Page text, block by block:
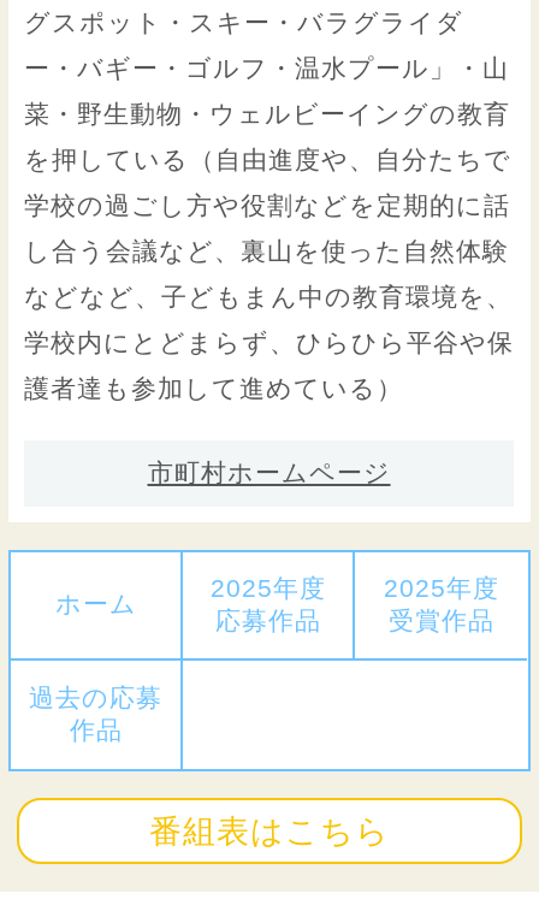
グスポット・スキー・バラグライダ
ー・バギー・ゴルフ・温水プール」・山
菜・野生動物・ウェルビーイングの教育
を押している（自由進度や、自分たちで
学校の過ごし方や役割などを定期的に話
し合う会議など、裏山を使った自然体験
などなど、子どもまん中の教育環境を、
学校内にとどまらず、ひらひら平谷や保
護者達も参加して進めている）
市町村ホームページ
ホーム
2025年度
応募作品
2025年度
受賞作品
過去の応募
作品
番組表はこちら